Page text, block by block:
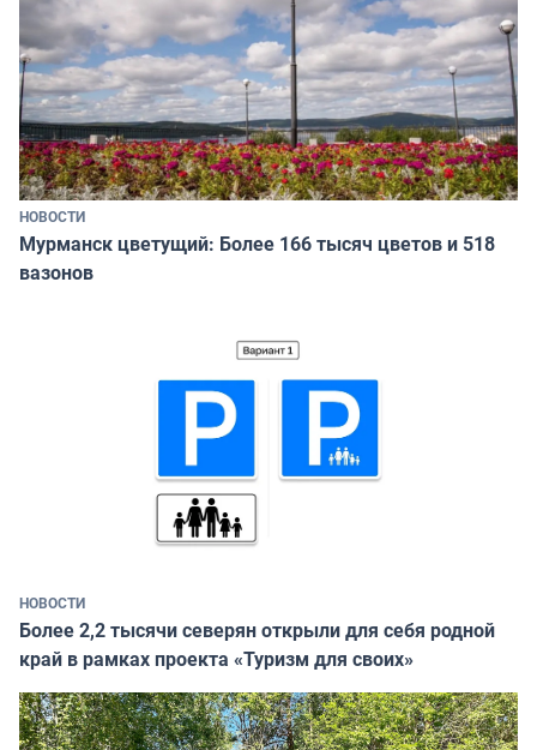
НОВОСТИ
Мурманск цветущий: Более 166 тысяч цветов и 518
вазонов
НОВОСТИ
Более 2,2 тысячи северян открыли для себя родной
край в рамках проекта «Туризм для своих»